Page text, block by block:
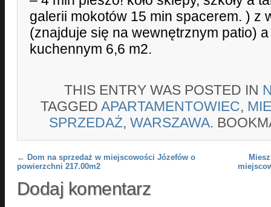
galerii mokotów 15 min spacerem. ) z
(znajduje się na wewnętrznym patio)
kuchennym 6,6 m2.
THIS ENTRY WAS POSTED IN
TAGGED APARTAMENTOWIEC,
SPRZEDAŻ, WARSZAWA.
Post navigation
← Dom na sprzedaż w miejscowości Józefów o
powierzchni 217.00m2
Dodaj komentarz